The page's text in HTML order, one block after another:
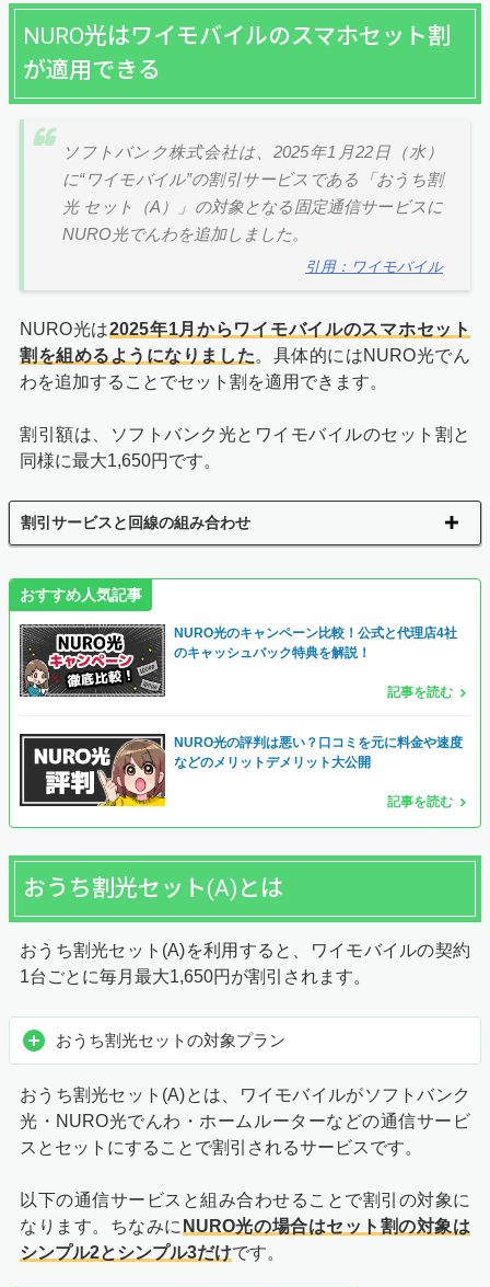
NURO光はワイモバイルのスマホセット割
が適用できる
ソフトバンク株式会社は、2025年1月22日（水）
に“ワイモバイル”の割引サービスである「おうち割
光 セット（A）」の対象となる固定通信サービスに
NURO光でんわを追加しました。
引用：ワイモバイル
NURO光は2025年1月からワイモバイルのスマホセット
割を組めるようになりました。具体的にはNURO光でん
わを追加することでセット割を適用できます。
割引額は、ソフトバンク光とワイモバイルのセット割と
同様に最大1,650円です。
割引サービスと回線の組み合わせ
おすすめ人気記事
NURO光のキャンペーン比較！公式と代理店4社
のキャッシュバック特典を解説！
記事を読む
NURO光の評判は悪い？口コミを元に料金や速度
などのメリットデメリット大公開
記事を読む
おうち割光セット(A)とは
おうち割光セット(A)を利用すると、ワイモバイルの契約
1台ごとに毎月最大1,650円が割引されます。
おうち割光セットの対象プラン
おうち割光セット(A)とは、ワイモバイルがソフトバンク
光・NURO光でんわ・ホームルーターなどの通信サービ
スとセットにすることで割引されるサービスです。
以下の通信サービスと組み合わせることで割引の対象に
なります。ちなみに NURO光の場合はセット割の対象は
シンプル2とシンプル3だけです。